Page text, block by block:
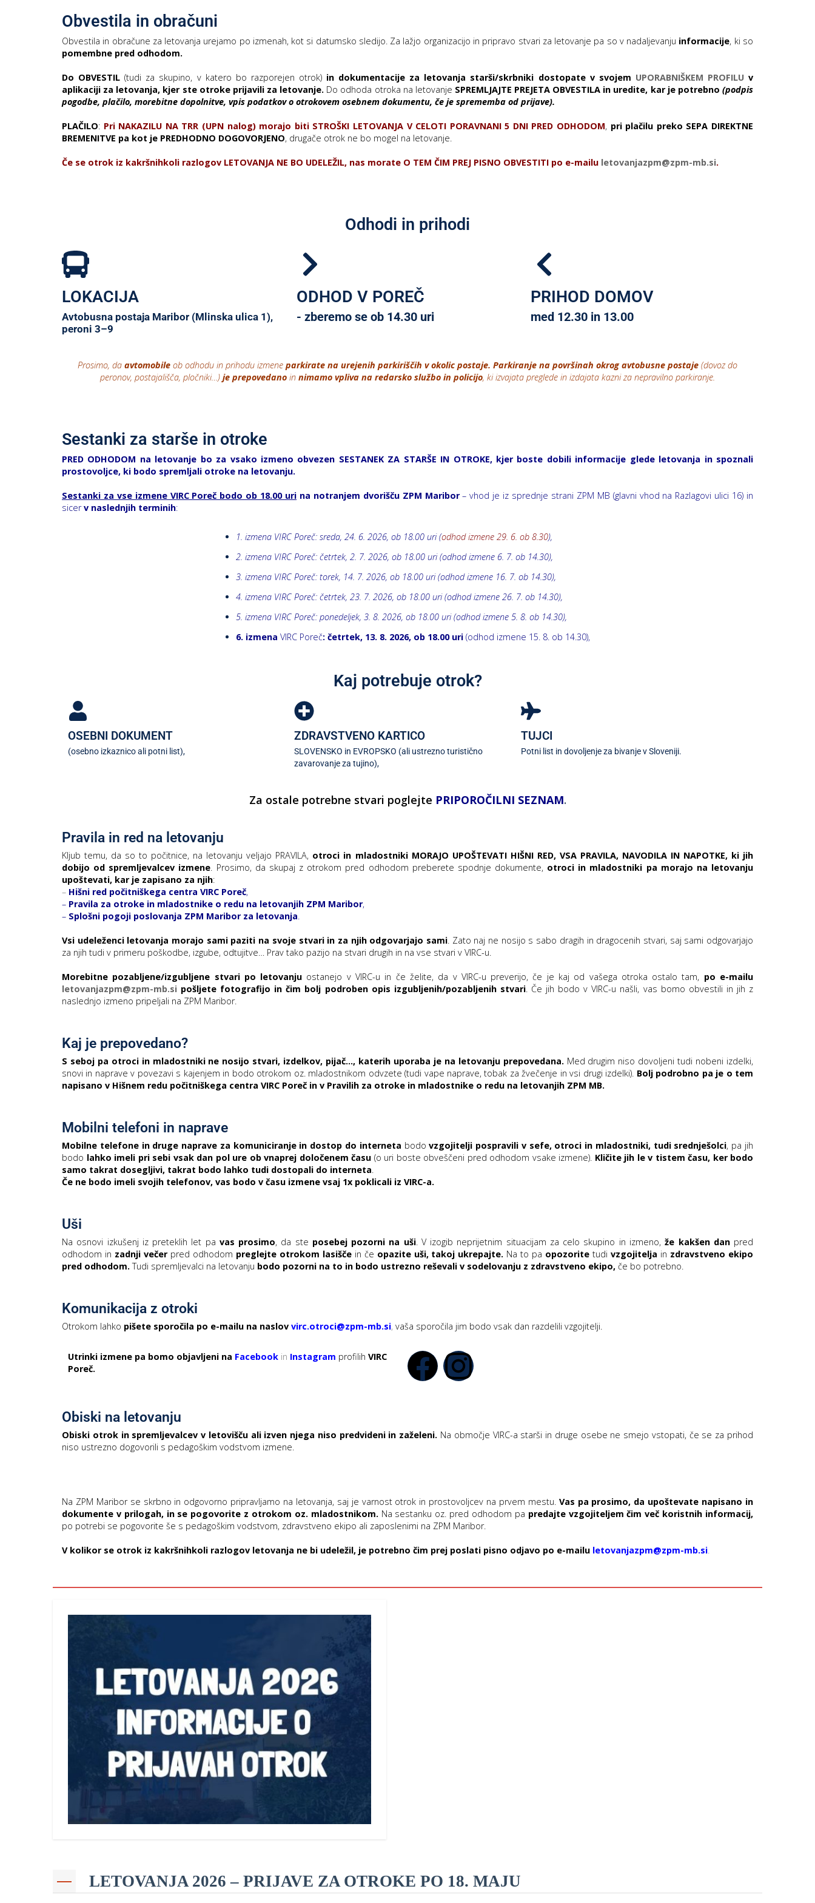
Soba pobega – Prepih v labirintu
Obvestila in obračuni
Obvestila in obračune za letovanja urejamo po izmenah, kot si datumsko sledijo. Za lažjo organizacijo in pripravo stvari za letovanje pa so v nadaljevanju informacije, ki so
pomembne pred odhodom.
Do OBVESTIL(tudi za skupino, v katero bo razporejen otrok) in dokumentacije za letovanja starši/skrbniki dostopate v svojem UPORABNIŠKEM PROFILUv
aplikaciji za letovanja, kjer ste otroke prijavili za letovanje. Do odhoda otroka na letovanje SPREMLJAJTE PREJETA OBVESTILA in uredite, kar je potrebno(podpis
pogodbe, plačilo, morebitne dopolnitve, vpis podatkov o otrokovem osebnem dokumentu, če je sprememba od prijave).
PLAČILO: Pri NAKAZILU NA TRR (UPN nalog) morajo biti STROŠKI LETOVANJA V CELOTI PORAVNANI 5 DNI PRED ODHODOM, pri plačilu preko SEPA DIREKTNE
BREMENITVE pa kot je PREDHODNO DOGOVORJENO, drugače otrok ne bo mogel na letovanje.
Če se otrok iz kakršnihkoli razlogov LETOVANJA NE BO UDELEŽIL, nas morate O TEM ČIM PREJ PISNO OBVESTITI po e-mailu letovanjazpm@zpm-mb.si.
Odhodi in prihodi
LOKACIJA
Avtobusna postaja Maribor (Mlinska ulica 1),
peroni 3–9
ODHOD V POREČ
- zberemo se ob 14.30 uri
PRIHOD DOMOV
med 12.30 in 13.00
Prosimo, da avtomobile ob odhodu in prihodu izmene parkirate na urejenih parkiriščih v okolic postaje. Parkiranje na površinah okrog avtobusne postaje (dovoz do
peronov, postajališča, pločniki…) je prepovedano in nimamo vpliva na redarsko službo in policijo, ki izvajata preglede in izdajata kazni za nepravilno parkiranje.
Sestanki za starše in otroke
PRED ODHODOM na letovanje bo za vsako izmeno obvezen SESTANEK ZA STARŠE IN OTROKE, kjer boste dobili informacije glede letovanja in spoznali
prostovoljce, ki bodo spremljali otroke na letovanju.
Sestanki za vse izmene VIRC Poreč bodo ob 18.00 uri na notranjem dvorišču ZPM Maribor– vhod je iz sprednje strani ZPM MB (glavni vhod na Razlagovi ulici 16) in
sicerv naslednjih terminih:
1. izmena VIRC Poreč: sreda, 24. 6. 2026, ob 18.00 uri (odhod izmene 29. 6. ob 8.30),
2. izmena VIRC Poreč: četrtek, 2. 7. 2026, ob 18.00 uri (odhod izmene 6. 7. ob 14.30),
3. izmena VIRC Poreč: torek, 14. 7. 2026, ob 18.00 uri (odhod izmene 16. 7. ob 14.30),
4. izmena VIRC Poreč: četrtek, 23. 7. 2026, ob 18.00 uri (odhod izmene 26. 7. ob 14.30),
5. izmena VIRC Poreč: ponedeljek, 3. 8. 2026, ob 18.00 uri (odhod izmene 5. 8. ob 14.30),
6. izmena VIRC Poreč: četrtek, 13. 8. 2026, ob 18.00 uri (odhod izmene 15. 8. ob 14.30),
Kaj potrebuje otrok?
OSEBNI DOKUMENT
(osebno izkaznico ali potni list),
ZDRAVSTVENO KARTICO
SLOVENSKO in EVROPSKO (ali ustrezno turistično
zavarovanje za tujino),
TUJCI
Potni list in dovoljenje za bivanje v Sloveniji.
Za ostale potrebne stvari poglejte PRIPOROČILNI SEZNAM.
Pravila in red na letovanju
Kljub temu, da so to počitnice, na letovanju veljajo PRAVILA, otroci in mladostniki MORAJO UPOŠTEVATI HIŠNI RED, VSA PRAVILA, NAVODILA IN NAPOTKE, ki jih
dobijo od spremljevalcev izmene . Prosimo, da skupaj z otrokom pred odhodom preberete spodnje dokumente, otroci in mladostniki pa morajo na letovanju
upoštevati, kar je zapisano za njih:
– Hišni red počitniškega centra VIRC Poreč,
– Pravila za otroke in mladostnike o redu na letovanjih ZPM Maribor,
– Splošni pogoji poslovanja ZPM Maribor za letovanja
Vsi udeleženci letovanja morajo sami paziti na svoje stvari in za njih odgovarjajo sami . Zato naj ne nosijo s sabo dragih in dragocenih stvari, saj sami odgovarjajo
za njih tudi v primeru poškodbe, izgube, odtujitve… Prav tako pazijo na stvari drugih in na vse stvari v VIRC-u.
Morebitne pozabljene/izgubljene stvari po letovanju ostanejo v VIRC-u in če želite, da v VIRC-u preverijo, če je kaj od vašega otroka ostalo tam, po e-mailu
letovanjazpm@zpm-mb.si pošljete fotografijo in čim bolj podroben opis izgubljenih/pozabljenih stvari. Če jih bodo v VIRC-u našli, vas bomo obvestili in jih z
naslednjo izmeno pripeljali na ZPM Maribor.
Kaj je prepovedano?
S seboj pa otroci in mladostniki ne nosijo stvari, izdelkov, pijač…, katerih uporaba je na letovanju prepovedana.Med drugim niso dovoljeni tudi nobeni izdelki,
snovi in naprave v povezavi s kajenjem in bodo otrokom oz. mladostnikom odvzete (tudi vape naprave, tobak za žvečenje in vsi drugi izdelki). Bolj podrobno pa je o tem
napisano v Hišnem redu počitniškega centra VIRC Poreč in v Pravilih za otroke in mladostnike o redu na letovanjih ZPM MB.
Mobilni telefoni in naprave
Mobilne telefone in druge naprave za komuniciranje in dostop do interneta bodovzgojitelji pospravili v sefe, otroci in mladostniki, tudi srednješolci, pa jih
bodo lahko imeli pri sebi vsak dan pol ure ob vnaprej določenem času (o uri boste obveščeni pred odhodom vsake izmene). Kličite jih le v tistem času, ker bodo
samo takrat dosegljivi, takrat bodo lahko tudi dostopali do interneta
Če ne bodo imeli svojih telefonov, vas bodo v času izmene vsaj 1x poklicali iz VIRC-a.
Uši
Na osnovi izkušenj iz preteklih let pa vas prosimo, da ste posebej pozorni na uši. V izogib neprijetnim situacijam za celo skupino in izmeno, že kakšen danpred
odhodom in zadnji večerpred odhodom preglejte otrokom lasiščein če opazite uši, takoj ukrepajte. Na to pa opozorite tudivzgojitelja in zdravstveno ekipo
pred odhodom.Tudi spremljevalci na letovanju bodo pozorni na to in bodo ustrezno reševali v sodelovanju z zdravstveno ekipo, če bo potrebno.
Komunikacija z otroki
Otrokom lahko pišete sporočila po e-mailu na naslov virc.otroci@zpm-mb.si, vaša sporočila jim bodo vsak dan razdelili vzgojitelji.
Utrinki izmene pa bomo objavljeni na Facebook in Instagram profilih VIRC
Poreč.
Obiski na letovanju
Obiski otrok in spremljevalcev v letovišču ali izven njega niso predvideni in zaželeni. Na območje VIRC-a starši in druge osebe ne smejo vstopati, če se za prihod
niso ustrezno dogovorili s pedagoškim vodstvom izmene.
Na ZPM Maribor se skrbno in odgovorno pripravljamo na letovanja, saj je varnost otrok in prostovoljcev na prvem mestu. Vas pa prosimo, da upoštevate napisano in
dokumente v prilogah, in se pogovorite z otrokom oz. mladostnikom.Na sestanku oz. pred odhodom pa predajte vzgojiteljem čim več koristnih informacij,
po potrebi se pogovorite še s pedagoškim vodstvom, zdravstveno ekipo ali zaposlenimi na ZPM Maribor.
V kolikor se otrok iz kakršnihkoli razlogov letovanja ne bi udeležil, je potrebno čim prej poslati pisno odjavo po e-mailu letovanjazpm@zpm-mb.si
LETOVANJA 2026 – PRIJAVE ZA OTROKE PO 18. MAJU